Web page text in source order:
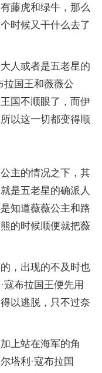
藤虎和绿牛，那么
时候又干什么去了
人或者是五老星的
拉国王和薇薇公
国不顺眼了，而伊
以这一切都变得顺
主的情况之下，其
是五老星的确派人
知道薇薇公主和路
的时候顺便就把薇
，出现的不及时也
寇布拉国王便先用
以逃脱，只不过奈
上站在海军的角
塔利·寇布拉国